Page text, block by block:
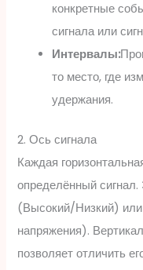
конкретные
сигнала или
Интервалы:
то место, где
удержания.
2. Ось сигнала
Каждая
определённый
(Высокий/Низкий)
напряжения).
позволяет отличить